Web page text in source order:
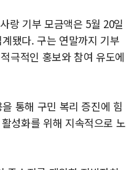
랑 기부 모금액은 5월 20일
됐다. 구는 연말까지 기부
극적인 홍보와 참여 유도에
통해 구민 복리 증진에 힘
성화를 위해 지속적으로 노